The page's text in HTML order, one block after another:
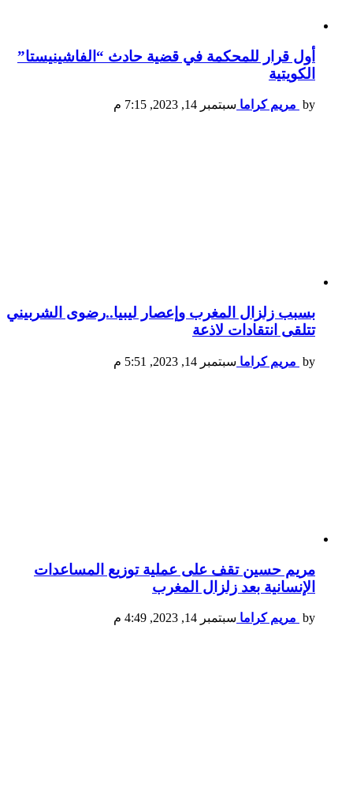
أول قرار للمحكمة في قضية حادث “الفاشينيستا”
الكويتية
by مريم كراما سبتمبر 14, 2023, 7:15 م
بسبب زلزال المغرب وإعصار ليبيا..رضوى الشربيني
تتلقى انتقادات لاذعة
by مريم كراما سبتمبر 14, 2023, 5:51 م
مريم حسين تقف على عملية توزيع المساعدات
الإنسانية بعد زلزال المغرب
by مريم كراما سبتمبر 14, 2023, 4:49 م